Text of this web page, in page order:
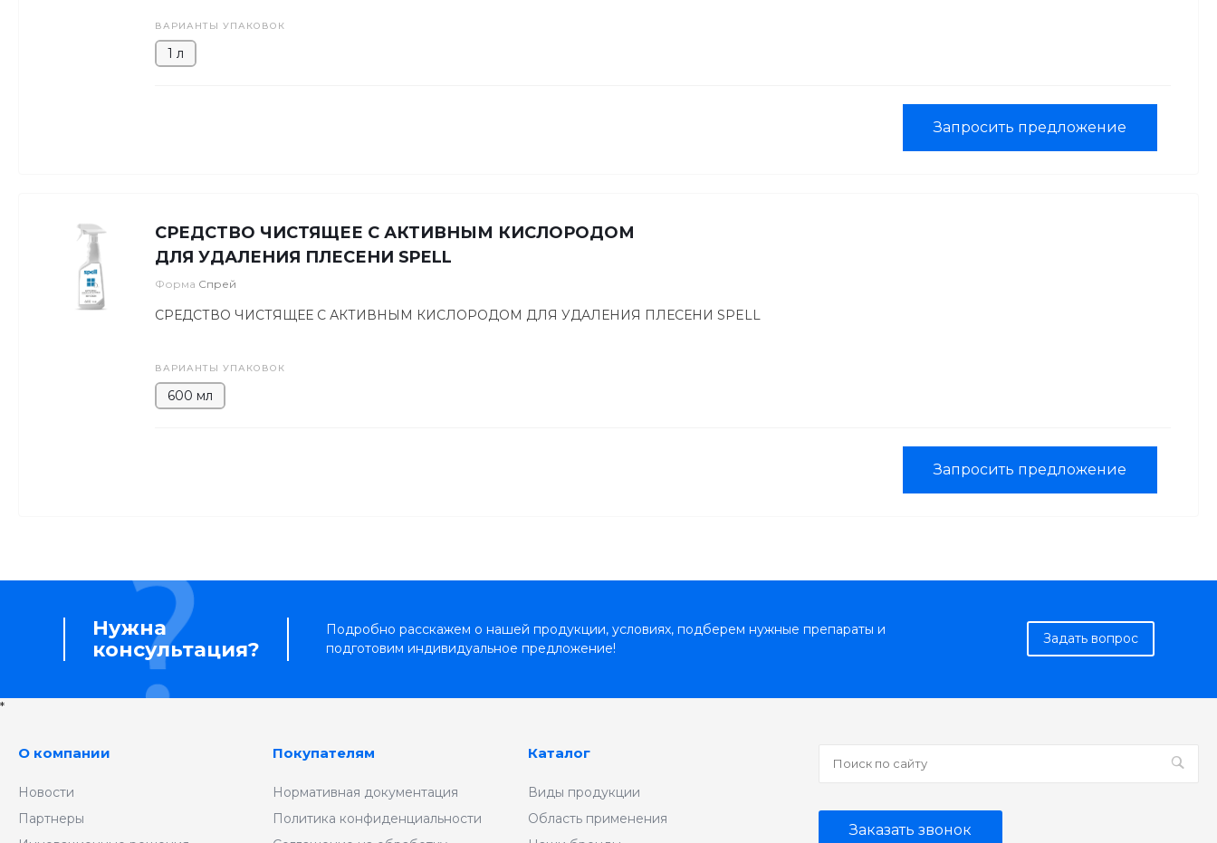
ВАРИАНТЫ УПАКОВОК
1 л
Запросить предложение
СРЕДСТВО ЧИСТЯЩЕЕ С АКТИВНЫМ КИСЛОРОДОМ
ДЛЯ УДАЛЕНИЯ ПЛЕСЕНИ SPELL
Форма Спрей
СРЕДСТВО ЧИСТЯЩЕЕ С АКТИВНЫМ КИСЛОРОДОМ ДЛЯ УДАЛЕНИЯ ПЛЕСЕНИ SPELL
ВАРИАНТЫ УПАКОВОК
600 мл
Запросить предложение
Нужна
консультация?
Подробно расскажем о нашей продукции, условиях, подберем нужные препараты и
подготовим индивидуальное предложение!
Задать вопрос
*
О компании
Новости
Партнеры
Покупателям
Нормативная документация
Политика конфиденциальности
Каталог
Виды продукции
Область применения
Заказать звонок